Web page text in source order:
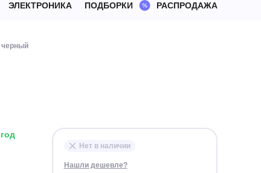
ЭЛЕКТРОНИКА ПОДБОРКИ РАСПРОДАЖА
черный
Нет в наличии
Нашли дешевле?